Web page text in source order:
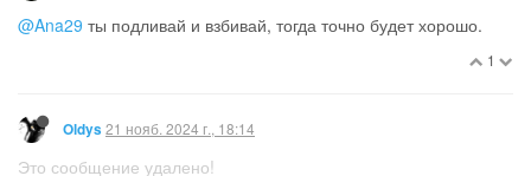
@Ana29 ты подливай и взбивай, тогда точно будет хорошо.
1
Oldys 21 нояб. 2024 г., 18:14
Это сообщение удалено!